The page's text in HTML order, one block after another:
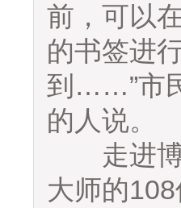
前，可以
的书签进
到……”市
的人说。
走进博
大师的